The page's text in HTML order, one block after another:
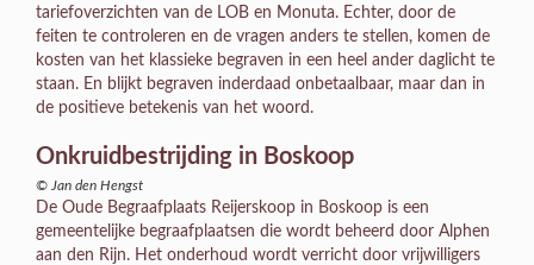
tariefoverzichten van de LOB en Monuta. Echter, door de
feiten te controleren en de vragen anders te stellen, komen de
kosten van het klassieke begraven in een heel ander daglicht te
staan. En blijkt begraven inderdaad onbetaalbaar, maar dan in
de positieve betekenis van het woord.
Onkruidbestrijding in Boskoop
© Jan den Hengst
De Oude Begraafplaats Reijerskoop in Boskoop is een
gemeentelijke begraafplaatsen die wordt beheerd door Alphen
aan den Rijn. Het onderhoud wordt verricht door vrijwilligers